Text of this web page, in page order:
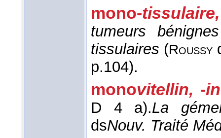
mono-tissulaire,
tumeurs
tissulaires (Roussy
p.104).
monovitellin, -
D 4 a).La
dsNouv. Traité